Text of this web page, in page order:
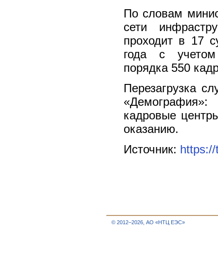
По словам
сети
проходит в 17
года с учетом
порядка 550
Перезагрузка
кадровые
оказанию.
Источник:
© 2012–2026, АО «НТЦ ЕЭС»